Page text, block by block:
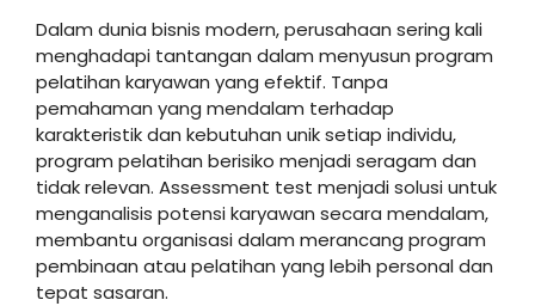
Dalam dunia bisnis modern, perusahaan sering kali
menghadapi tantangan dalam menyusun program
pelatihan karyawan yang efektif. Tanpa
pemahaman yang mendalam terhadap
karakteristik dan kebutuhan unik setiap individu,
program pelatihan berisiko menjadi seragam dan
tidak relevan. Assessment test menjadi solusi untuk
menganalisis potensi karyawan secara mendalam,
membantu organisasi dalam merancang program
pembinaan atau pelatihan yang lebih personal dan
tepat sasaran.